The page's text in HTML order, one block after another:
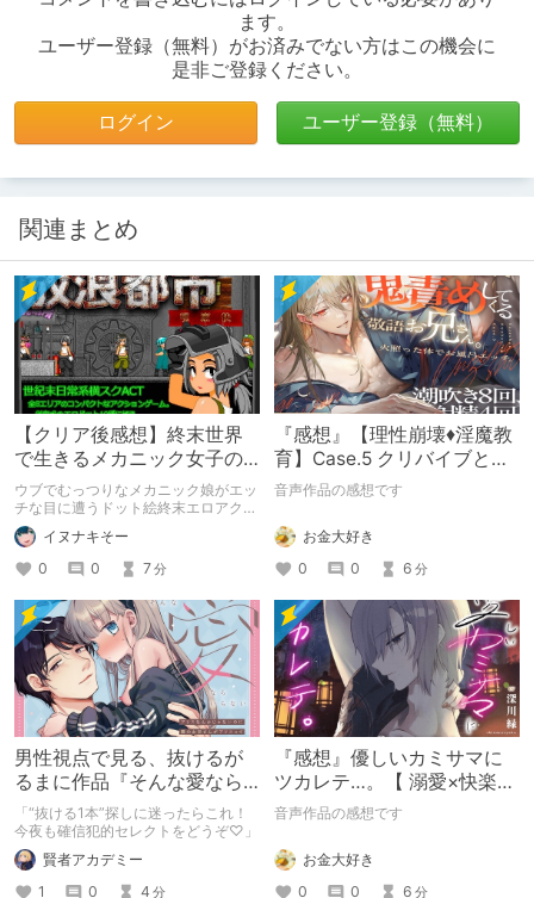
ます。
ユーザー登録（無料）がお済みでない方はこの機会に
是非ご登録ください。
ログイン ユーザー登録（無料）
関連まとめ
【クリア後感想】終末世界
で生きるメカニック女子の
エッチな日常を楽しめる良
ゲー！【放浪都市】
ウブでむっつりなメカニック娘がエッ
チな目に遭うドット絵終末エロアクシ
ョン！
イヌナキそー
0
0 7分
『感想』【理性崩壊♦️淫魔教
育】Case.5 クリバイブとデ
ィルドで鬼責めしてくる敬
音声作品の感想です
お金大好き
0
0 6 分
男性視点で見る、抜けるが
るまに作品『そんな愛なら
いらない2』をレビュー
「“抜ける1本”探しに迷ったらこれ！
今夜も確信犯的セレクトをどうぞ♡」
賢者アカデミー
1
0 4 分
『感想』優しいカミサマに
ツカレテ…。【 溺愛×快楽責
め 】兄のように慕っていた
音声作品の感想です
お金大好き
0
0 6 分